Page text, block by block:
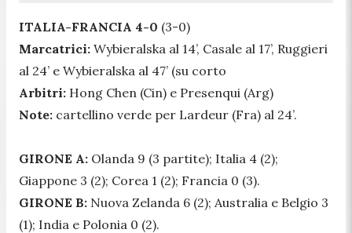
ITALIA-FRANCIA 4-0 (3-0)
Marcatrici: Wybieralska al 14’, Casale al 17’, Ruggieri
al 24’ e Wybieralska al 47’ (su corto
Arbitri: Hong Chen (Cin) e Presenqui (Arg)
Note: cartellino verde per Lardeur (Fra) al 24’.
GIRONE A: Olanda 9 (3 partite); Italia 4 (2);
Giappone 3 (2); Corea 1 (2); Francia 0 (3).
GIRONE B: Nuova Zelanda 6 (2); Australia e Belgio 3
(1); India e Polonia 0 (2).